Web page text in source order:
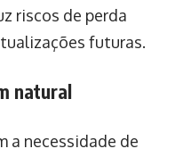
riscos de perda
futuras.
natural
a necessidade de